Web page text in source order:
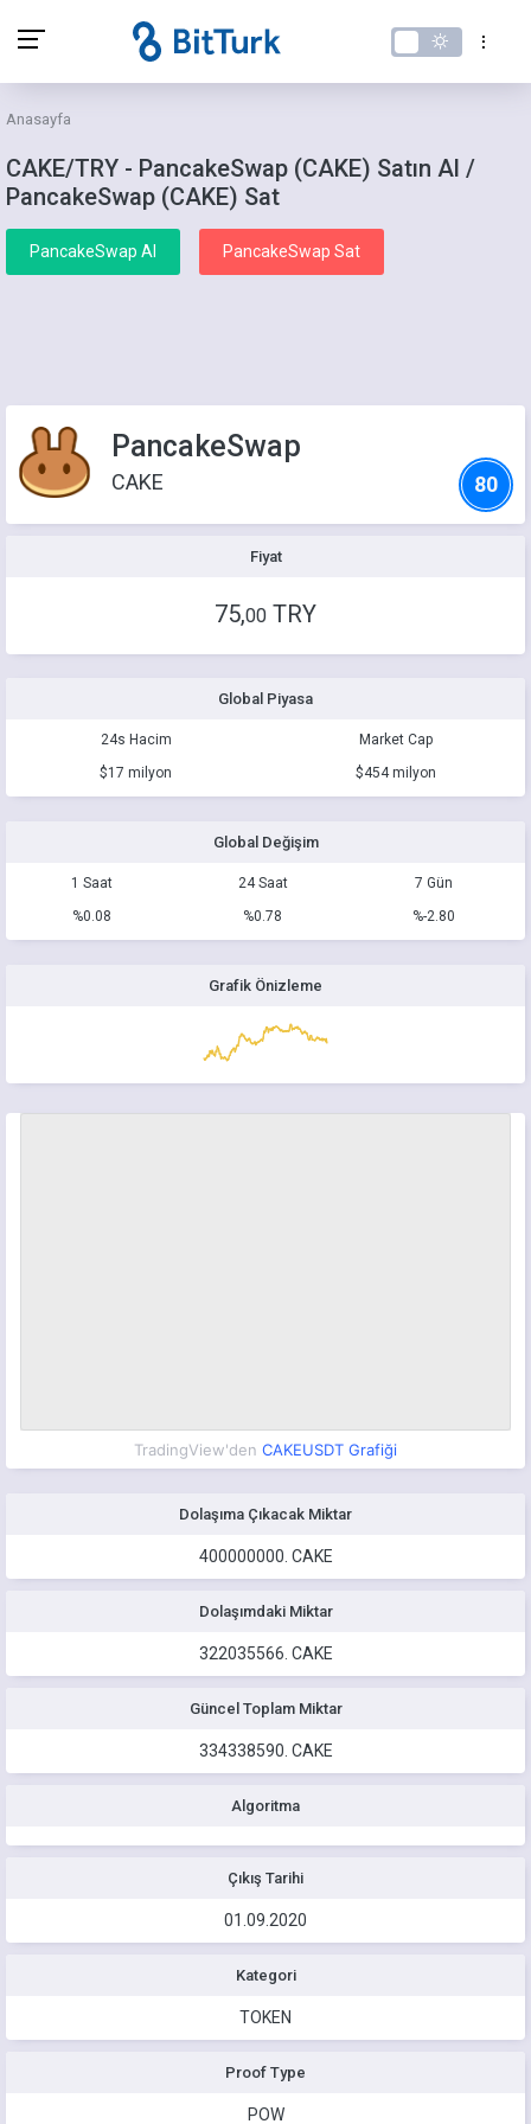
Anasayfa
CAKE/TRY - PancakeSwap (CAKE) Satın Al /
PancakeSwap (CAKE) Sat
PancakeSwap Al PancakeSwap Sat
PancakeSwap
CAKE 80
Fiyat
75,00 TRY
Global Piyasa
24s Hacim
Market Cap
$17 milyon
$454 milyon
Global Değişim
1 Saat 24 Saat
7 Gün
%0.08
%0.78 %-2.80
Grafik Önizleme
TradingView'den CAKEUSDT Grafiği
Dolaşıma Çıkacak Miktar
400000000. CAKE
Dolaşımdaki Miktar
322035566. CAKE
Güncel Toplam Miktar
334338590. CAKE
Algoritma
Çıkış Tarihi
01.09.2020
Kategori
TOKEN
Proof Type
POW